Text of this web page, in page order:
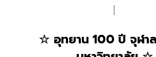
☆ อุทยาน 100 ปี จุฬ